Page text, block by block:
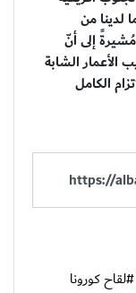
لدينا من
إلى أنّ
الأعمار الشابة
الكامل
#لقاح كورونا